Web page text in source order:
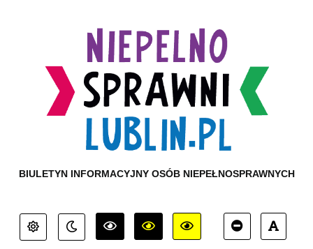
BIULETYN INFORMACYJNY OSÓB NIEPEŁNOSPRAWNYCH